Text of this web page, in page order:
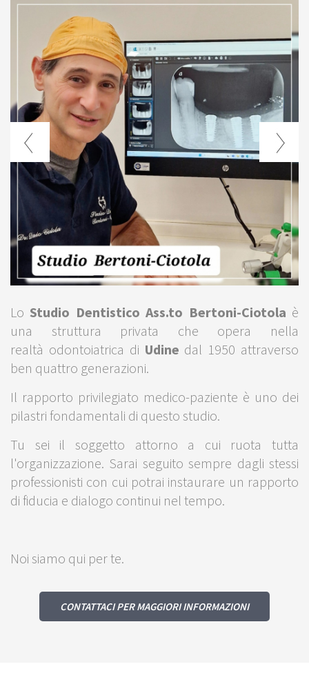
Lo Studio Dentistico Ass.to Bertoni-Ciotola è
una struttura privata che opera nella
realtà odontoiatrica di Udine dal 1950 attraverso
ben quattro generazioni.
Il rapporto privilegiato medico-paziente è uno dei
pilastri fondamentali di questo studio.
Tu sei il soggetto attorno a cui ruota tutta
l'organizzazione. Sarai seguito sempre dagli stessi
professionisti con cui potrai instaurare un rapporto
di fiducia e dialogo continui nel tempo.
Noi siamo qui per te.
CONTATTACI PER MAGGIORI INFORMAZIONI